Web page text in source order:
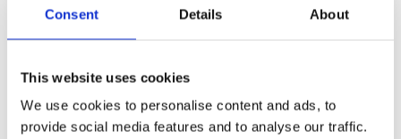
Consent Details About
This website uses cookies
We use cookies to personalise content and ads, to
provide social media features and to analyse our traffic.